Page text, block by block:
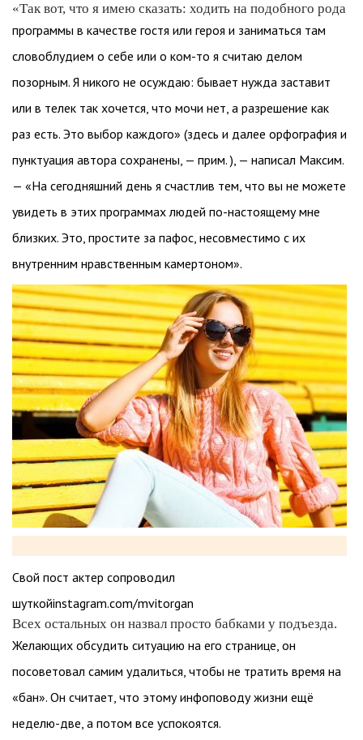
«Так вот, что я имею сказать: ходить на подобного рода
программы в качестве гостя или героя и заниматься там
словоблудием о себе или о ком-то я считаю делом
позорным. Я никого не осуждаю: бывает нужда заставит
или в телек так хочется, что мочи нет, а разрешение как
раз есть. Это выбор каждого» (здесь и далее орфография и
пунктуация автора сохранены, — прим. ), — написал Максим.
— «На сегодняшний день я счастлив тем, что вы не можете
увидеть в этих программах людей по-настоящему мне
близких. Это, простите за пафос, несовместимо с их
внутренним нравственным камертоном».
Свой пост актер сопроводил
шуткойinstagram.com/mvitorgan
Всех остальных он назвал просто бабками у подъезда.
Желающих обсудить ситуацию на его странице, он
посоветовал самим удалиться, чтобы не тратить время на
«бан». Он считает, что этому инфоповоду жизни ещё
неделю-две, а потом все успокоятся.